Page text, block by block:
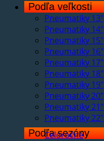
Podľa veľkosti
Pneumatiky 13"
Pneumatiky 14"
Pneumatiky 15"
Pneumatiky 16"
Pneumatiky 17"
Pneumatiky 18"
Pneumatiky 19"
Pneumatiky 20"
Pneumatiky 21"
Pneumatiky 22"
Podľa sezóny
Celoročné